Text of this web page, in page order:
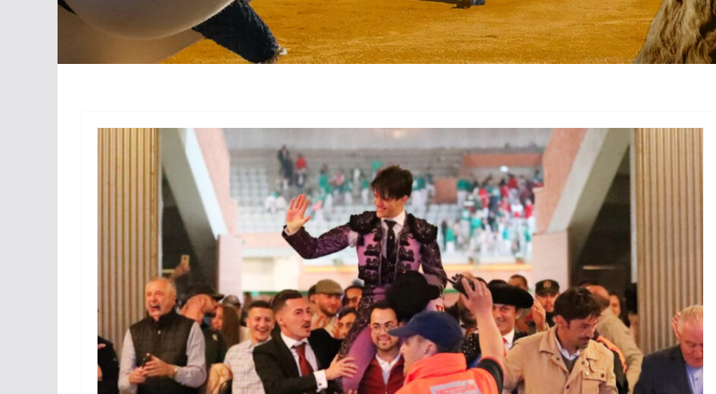
ACTUALITÉS TAURINES PHOTOS TAURINES 2026
Istres, l’ouverture en
photos
19/06/2026 Tertulias
ACTUALITÉS TAURINES
Bayonne, la corrida
des fêtes en photos
17/07/2026 Tertulias